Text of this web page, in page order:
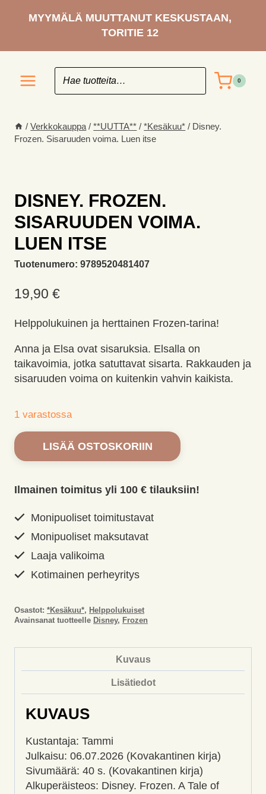
sisältöönMYYMÄLÄ MUUTTANUT KESKUSTAAN,
TORITIE 12
0
/ Verkkokauppa / **UUTTA** / *Kesäkuu* / Disney.
Frozen. Sisaruuden voima. Luen itse
DISNEY. FROZEN.
SISARUUDEN VOIMA.
LUEN ITSE
Tuotenumero: 9789520481407
19,90 €
Helppolukuinen ja herttainen Frozen-tarina!
Anna ja Elsa ovat sisaruksia. Elsalla on
taikavoimia, jotka satuttavat sisarta. Rakkauden ja
sisaruuden voima on kuitenkin vahvin kaikista.
1 varastossa
Disney.
Frozen.
Luen
itse
LISÄÄ OSTOSKORIIN
Ilmainen toimitus yli 100 € tilauksiin!
Monipuoliset toimitustavat
Monipuoliset maksutavat
Laaja valikoima
Kotimainen perheyritys
Osastot: *Kesäkuu*, Helppolukuiset
Avainsanat tuotteelle Disney, Frozen
Kuvaus
Lisätiedot
KUVAUS
Kustantaja: Tammi
Julkaisu: 06.07.2026 (Kovakantinen kirja)
Sivumäärä: 40 s. (Kovakantinen kirja)
Alkuperäisteos: Disney. Frozen. A Tale of